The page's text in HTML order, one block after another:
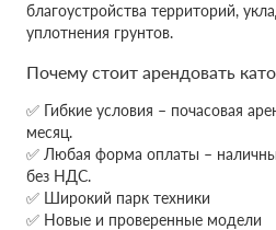
благоустройства территорий,
уплотнения грунтов.
Почему стоит арендовать
✅ Гибкие условия – почасовая
месяц.
✅ Любая форма оплаты –
без НДС.
✅ Широкий парк техники
✅ Новые и проверенные модели